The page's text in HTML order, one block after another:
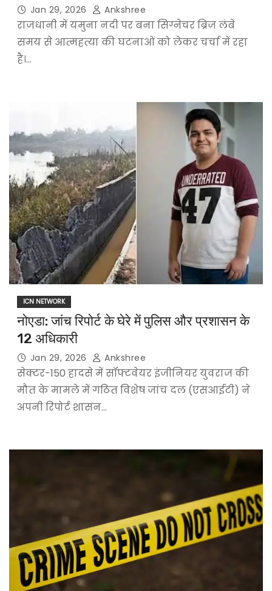
Jan 29, 2026 Ankshree
राजधानी में यमुना नदी पर बना सिग्नेचर ब्रिज लंबे
समय से आत्महत्या की घटनाओं को लेकर चर्चा में रहा
है।…
ICN NETWORK
नोएडा: जांच रिपोर्ट के घेरे में पुलिस और प्रशासन के
12 अधिकारी
Jan 29, 2026 Ankshree
सेक्टर-150 हादसे में सॉफ्टवेयर इंजीनियर युवराज की
मौत के मामले में गठित विशेष जांच दल (एसआईटी) ने
अपनी रिपोर्ट शासन…